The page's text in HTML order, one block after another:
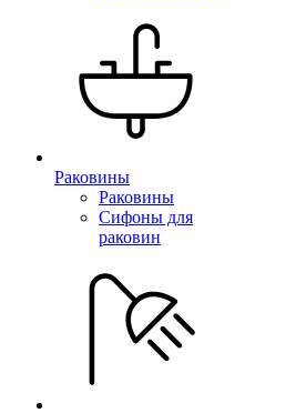
Раковины
Раковины
Сифоны для
раковин